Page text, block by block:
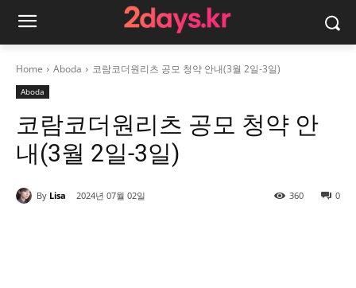
Home Aboda 코람코더원리츠 공모 청약 안내(3월 2일-3일)
Aboda
코람코더원리츠 공모 청약 안
내(3월 2일-3일)
By Lisa 2024년 07월 02일 0
360